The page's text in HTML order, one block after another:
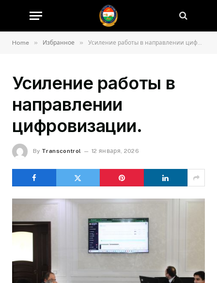
Home » Избранное » Усиление работы в направлении цифровизации.
Усиление работы в
направлении
цифровизации.
By Transcontrol 12 января, 2026